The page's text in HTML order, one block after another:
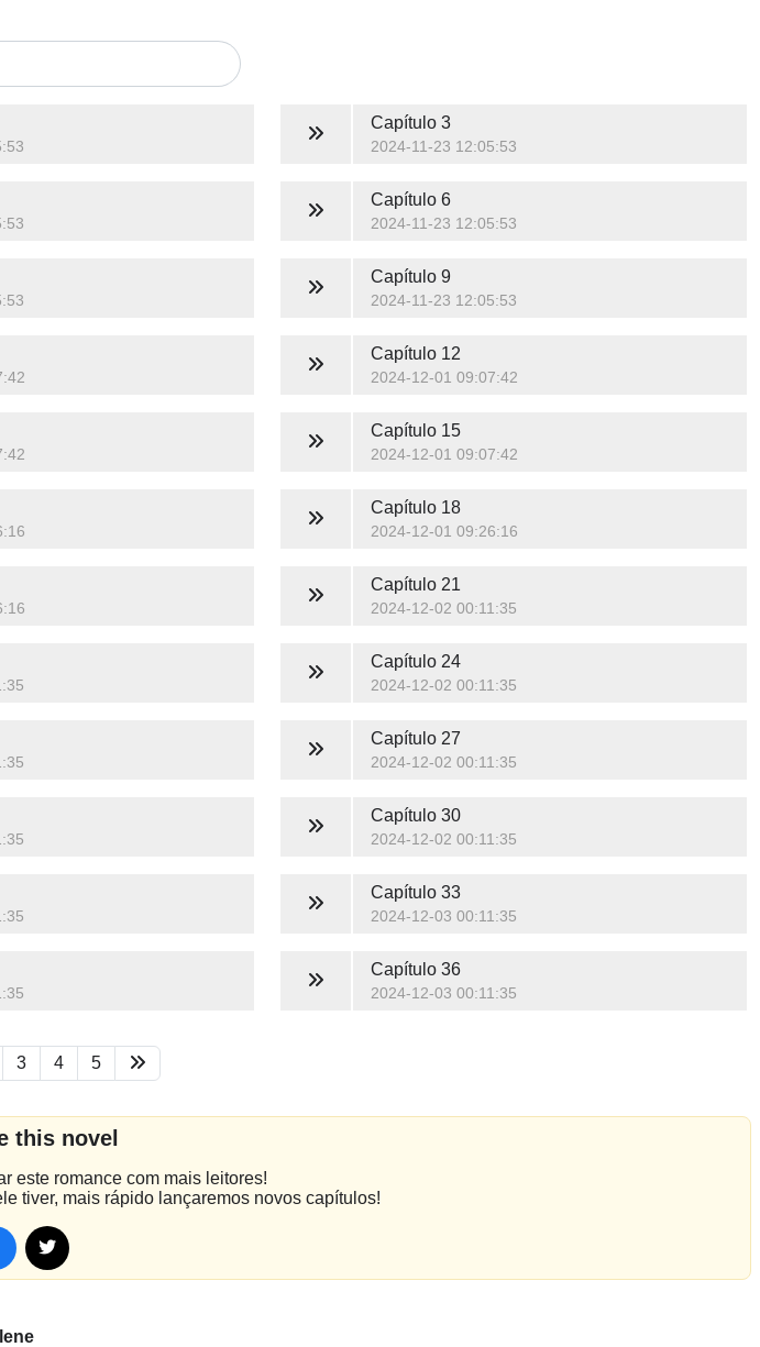
Capítulo 3
2024-11-23 12:05:53
Capítulo 6
2024-11-23 12:05:53
Capítulo 9
2024-11-23 12:05:53
Capítulo 12
2024-12-01 09:07:42
Capítulo 15
2024-12-01 09:07:42
Capítulo 18
2024-12-01 09:26:16
Capítulo 21
2024-12-02 00:11:35
Capítulo 24
2024-12-02 00:11:35
Capítulo 27
2024-12-02 00:11:35
Capítulo 30
2024-12-02 00:11:35
Capítulo 33
2024-12-03 00:11:35
Capítulo 36
2024-12-03 00:11:35
3 4 5
this novel
este romance com mais leitores!
tiver, mais rápido lançaremos novos capítulos!